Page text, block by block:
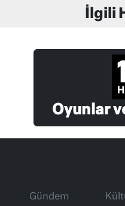
İlgili
Oyunlar
Gündem